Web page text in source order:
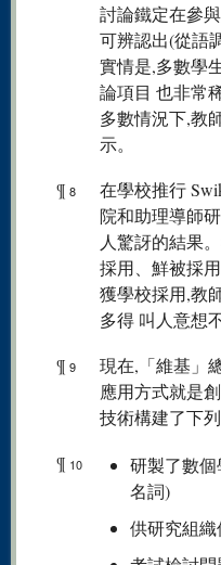
討論鐵定在參
可辨認出(從語
實情是,多數學
論項目 也非常
多數情況下,教
示。
¶ 8
在學校推行
院和助理導師
人驚訝的結果
採用、鮮被採
獲學校採用,教
多得 叫人意想不
¶ 9
現在,「維基」
應用方式就是
技術構建了下
¶ 10
研製了數
名詞)
供研究組